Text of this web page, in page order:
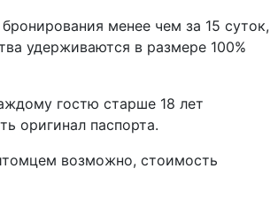
менее чем за 15 суток,
удерживаются в размере 100%
гостю старше 18 лет
оригинал паспорта.
возможно, стоимость